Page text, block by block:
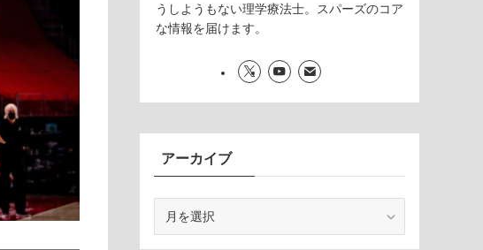
うしようもない理学療法士。スパーズのコア
な情報を届けます。
アーカイブ